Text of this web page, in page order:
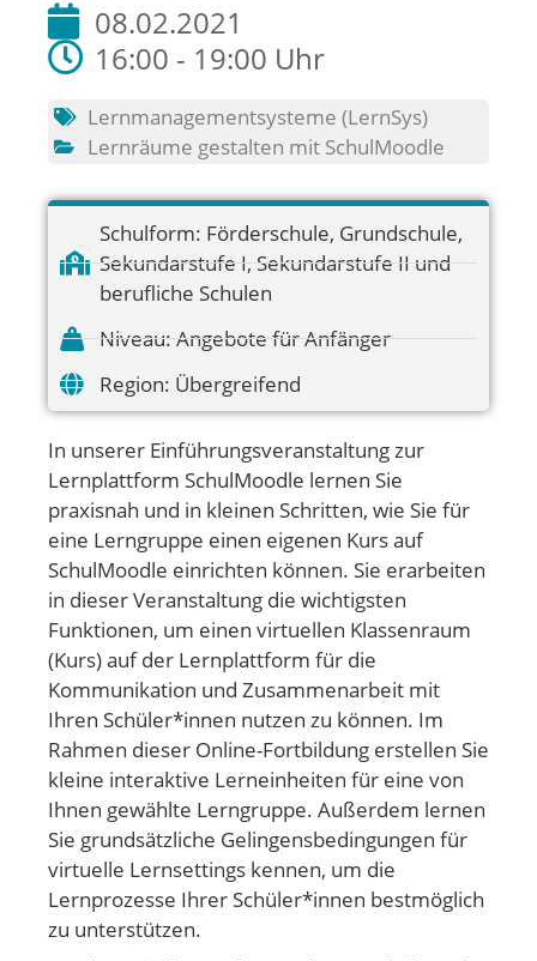
08.02.2021
16:00 - 19:00 Uhr
Lernmanagementsysteme (LernSys)
Lernräume gestalten mit SchulMoodle
Schulform: Förderschule, Grundschule,
Sekundarstufe I, Sekundarstufe II und
berufliche Schulen
Niveau: Angebote für Anfänger
Region: Übergreifend
In unserer Einführungsveranstaltung zur
Lernplattform SchulMoodle lernen Sie
praxisnah und in kleinen Schritten, wie Sie für
eine Lerngruppe einen eigenen Kurs auf
SchulMoodle einrichten können. Sie erarbeiten
in dieser Veranstaltung die wichtigsten
Funktionen, um einen virtuellen Klassenraum
(Kurs) auf der Lernplattform für die
Kommunikation und Zusammenarbeit mit
Ihren Schüler*innen nutzen zu können. Im
Rahmen dieser Online-Fortbildung erstellen Sie
kleine interaktive Lerneinheiten für eine von
Ihnen gewählte Lerngruppe. Außerdem lernen
Sie grundsätzliche Gelingensbedingungen für
virtuelle Lernsettings kennen, um die
Lernprozesse Ihrer Schüler*innen bestmöglich
zu unterstützen.